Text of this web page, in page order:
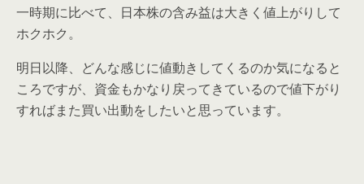
一時期に比べて、日本株の含み益は大きく値上がりして
ホクホク。
明日以降、どんな感じに値動きしてくるのか気になると
ころですが、資金もかなり戻ってきているので値下がり
すればまた買い出動をしたいと思っています。